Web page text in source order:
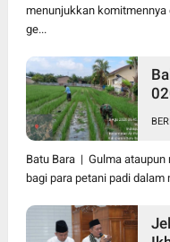
menunjukkan
ge...
Batu Bara | Gulma
bagi para petani padi dalam